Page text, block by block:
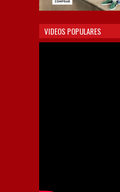
VIDEOS POPULARES